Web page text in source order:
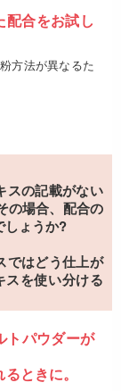
合をお試し
方法が異なるた
スの記載がない
の場合、配合の
しょうか?
ではどう仕上が
スを使い分ける
トパウダーが
ときに。